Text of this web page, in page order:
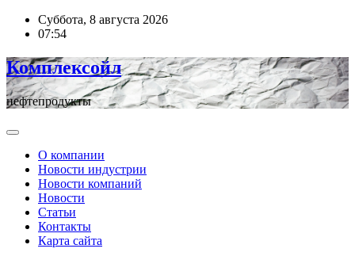
ПерейтиСуббота, 8 августа 2026
07:54
Комплексойл
нефтепродукты
О компании
Новости индустрии
Новости компаний
Новости
Статьи
Контакты
Карта сайта